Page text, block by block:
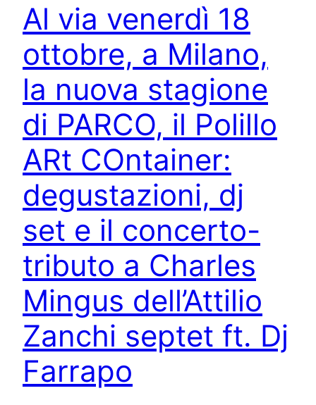
Al via venerdì 18
ottobre, a Milano,
la nuova stagione
di PARCO, il Polillo
ARt COntainer:
degustazioni, dj
set e il concerto-
tributo a Charles
Mingus dell’Attilio
Zanchi septet ft. Dj
Farrapo